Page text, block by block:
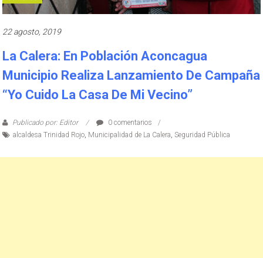
22 agosto, 2019
La Calera: En Población Aconcagua
Municipio Realiza Lanzamiento De Campaña
“Yo Cuido La Casa De Mi Vecino”
Publicado por: Editor
0 comentarios
alcaldesa Trinidad Rojo Municipalidad de La Calera ,Seguridad Pública